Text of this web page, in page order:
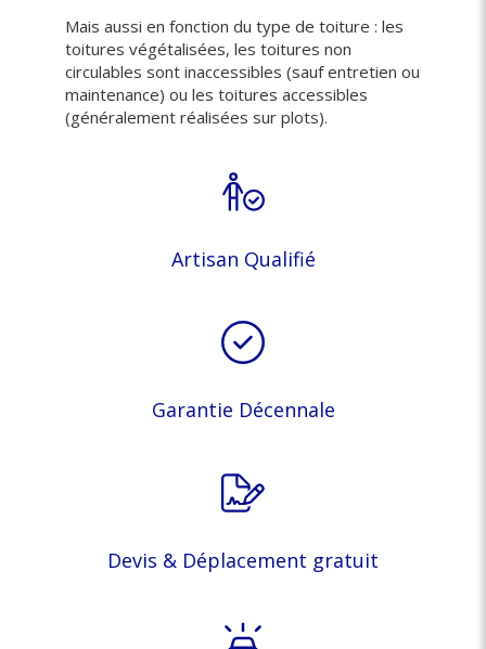
Mais aussi en fonction du type de toiture : les
toitures végétalisées, les toitures non
circulables sont inaccessibles (sauf entretien ou
maintenance) ou les toitures accessibles
(généralement réalisées sur plots).
Artisan Qualifié
Garantie Décennale
Devis & Déplacement gratuit